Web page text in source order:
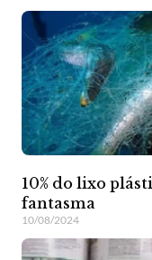
10% do lixo
fantasma
10/08/2024